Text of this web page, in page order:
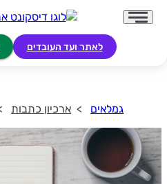
לאתר ועד העובדים
גמלאים ארכיון כתבות